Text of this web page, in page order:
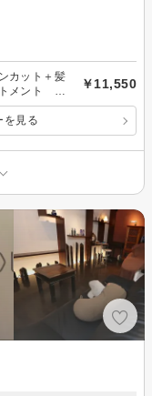
カット＋髪
メント
￥11,550
を見る